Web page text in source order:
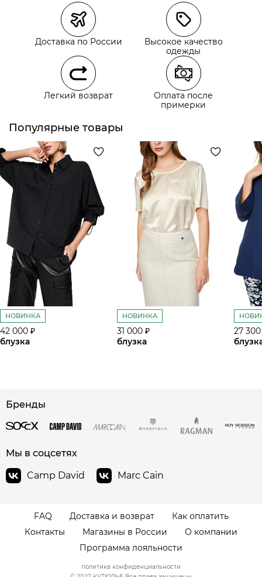
Курьерская доставка СДЭК
Самовывоз из пункта выдачи СДЭК
Самовывоз из наших магазинов
Самовывоз из пункта выдачи СДЭК
Доставка по России
Высокое качество
одежды
Легкий возврат
Оплата после
примерки
Популярные товары
НОВИНКА
42 000 ₽
блузка
НОВИНКА
31 000 ₽
блузка
27
Бренды
Мы в соцсетях
Camp David
Marc Cain
FAQ Доставка и возврат
Как оплатить
Контакты
Магазины в России
О компании
Программа лояльности
политика конфиденциальности